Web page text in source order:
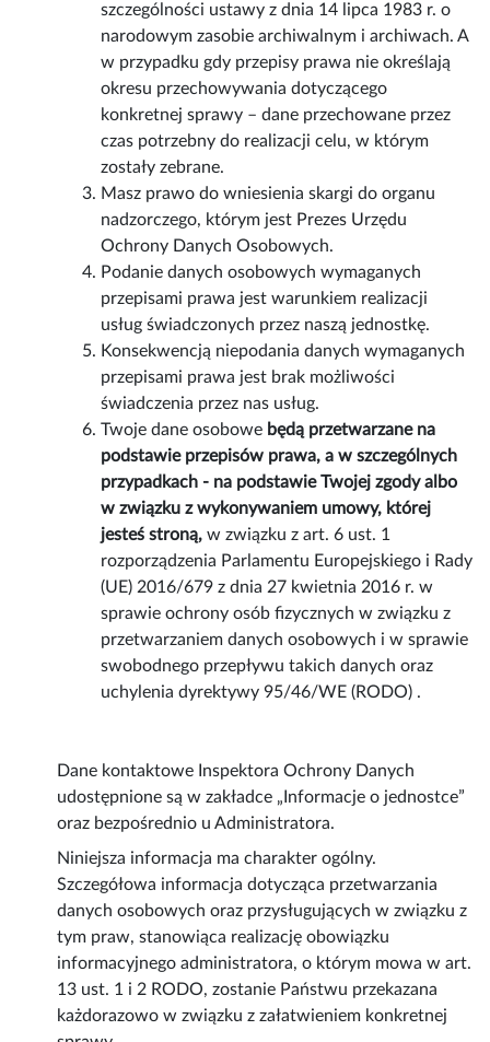
szczególności ustawy z dnia 14 lipca 1983 r. o
narodowym zasobie archiwalnym i archiwach. A
w przypadku gdy przepisy prawa nie określają
okresu przechowywania dotyczącego
konkretnej sprawy – dane przechowane przez
czas potrzebny do realizacji celu, w którym
zostały zebrane.
Masz prawo do wniesienia skargi do organu
nadzorczego, którym jest Prezes Urzędu
Ochrony Danych Osobowych.
Podanie danych osobowych wymaganych
przepisami prawa jest warunkiem realizacji
usług świadczonych przez naszą jednostkę.
Konsekwencją niepodania danych wymaganych
przepisami prawa jest brak możliwości
świadczenia przez nas usług.
Twoje dane osobowe będą przetwarzane na
podstawie przepisów prawa, a w szczególnych
przypadkach - na podstawie Twojej zgody albo
w związku z wykonywaniem umowy, której
jesteś stroną,w związku z art. 6 ust. 1
rozporządzenia Parlamentu Europejskiego i Rady
(UE) 2016/679 z dnia 27 kwietnia 2016 r. w
sprawie ochrony osób fizycznych w związku z
przetwarzaniem danych osobowych i w sprawie
swobodnego przepływu takich danych oraz
uchylenia dyrektywy 95/46/WE (RODO) .
Dane kontaktowe Inspektora Ochrony Danych
udostępnione są w zakładce „Informacje o jednostce”
oraz bezpośrednio u Administratora.
Niniejsza informacja ma charakter ogólny.
Szczegółowa informacja dotycząca przetwarzania
danych osobowych oraz przysługujących w związku z
tym praw, stanowiąca realizację obowiązku
informacyjnego administratora, o którym mowa w art.
13 ust. 1 i 2 RODO, zostanie Państwu przekazana
każdorazowo w związku z załatwieniem konkretnej